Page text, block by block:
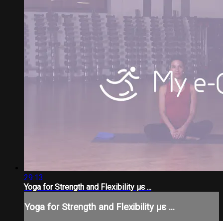
29:13
Yoga for Strength and Flexibility με ...
Yoga for Strength and Flexibility με ...